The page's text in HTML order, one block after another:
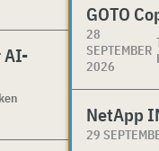
AI-
GOTO
28
SEPTEMBER
2026
NetApp
29